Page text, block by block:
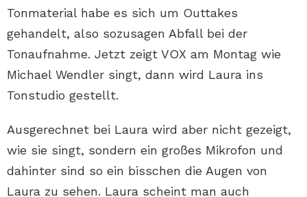
Tonmaterial habe es sich um Outtakes
gehandelt, also sozusagen Abfall bei der
Tonaufnahme. Jetzt zeigt VOX am Montag wie
Michael Wendler singt, dann wird Laura ins
Tonstudio gestellt.
Ausgerechnet bei Laura wird aber nicht gezeigt,
wie sie singt, sondern ein großes Mikrofon und
dahinter sind so ein bisschen die Augen von
Laura zu sehen. Laura scheint man auch